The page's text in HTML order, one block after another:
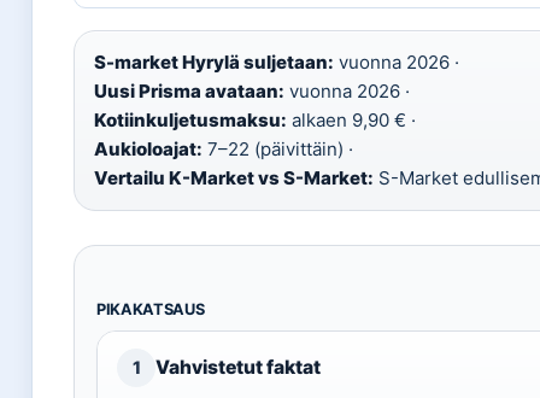
S-market Hyrylä suljetaan: vuonna 2026 ·
Uusi Prisma avataan: vuonna 2026 ·
Kotiinkuljetusmaksu: alkaen 9,90 € ·
Aukioloajat: 7–22 (päivittäin) ·
Vertailu K-Market vs S-Market: S-Market
PIKAKATSAUS
1 Vahvistetut faktat